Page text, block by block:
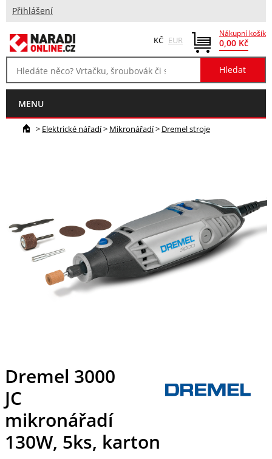
Přihlášení
Nákupní košík
0,00 Kč
KČ EUR
MENU
> Elektrické nářadí> Mikronářadí> Dremel stroje
Dremel 3000
JC
mikronářadí
130W, 5ks, karton